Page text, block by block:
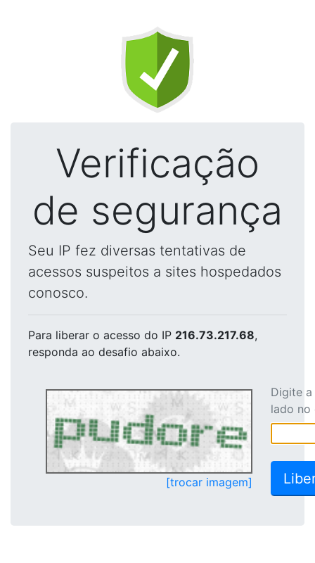
Verificação
de segurança
Seu IP fez diversas tentativas de
acessos suspeitos a sites hospedados
conosco.
Para liberar o acesso do IP 216.73.217.68,
responda ao desafio abaixo.
[trocar imagem]
Digite
lado no